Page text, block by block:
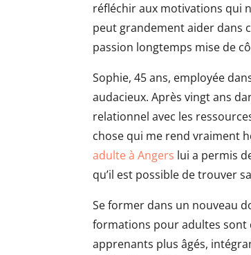
réfléchir aux motivations qui
peut grandement aider dans
passion longtemps mise de
Sophie, 45 ans, employée
audacieux. Après vingt ans
relationnel avec les
chose qui me rend vraiment
adulte à Angers lui a permis
qu’il est possible de trouver
Se former dans un nouveau
formations pour adultes sont
apprenants plus âgés,